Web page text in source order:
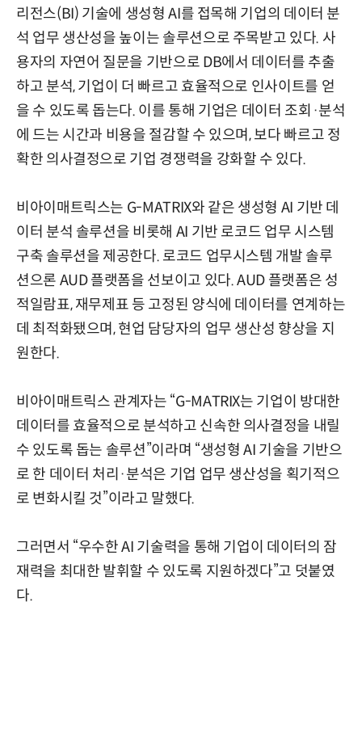
리전스(BI) 기술에 생성형 AI를 접목해 기업의 데이터 분
석 업무 생산성을 높이는 솔루션으로 주목받고 있다. 사
용자의 자연어 질문을 기반으로 DB에서 데이터를 추출
하고 분석, 기업이 더 빠르고 효율적으로 인사이트를 얻
을 수 있도록 돕는다. 이를 통해 기업은 데이터 조회·분석
에 드는 시간과 비용을 절감할 수 있으며, 보다 빠르고 정
확한 의사결정으로 기업 경쟁력을 강화할 수 있다.
비아이매트릭스는 G-MATRIX와 같은 생성형 AI 기반 데
이터 분석 솔루션을 비롯해 AI 기반 로코드 업무 시스템
구축 솔루션을 제공한다. 로코드 업무시스템 개발 솔루
션으론 AUD 플랫폼을 선보이고 있다. AUD 플랫폼은 성
적일람표, 재무제표 등 고정된 양식에 데이터를 연계하는
데 최적화됐으며, 현업 담당자의 업무 생산성 향상을 지
원한다.
비아이매트릭스 관계자는 “G-MATRIX는 기업이 방대한
데이터를 효율적으로 분석하고 신속한 의사결정을 내릴
수 있도록 돕는 솔루션”이라며 “생성형 AI 기술을 기반으
로 한 데이터 처리·분석은 기업 업무 생산성을 획기적으
로 변화시킬 것”이라고 말했다.
그러면서 “우수한 AI 기술력을 통해 기업이 데이터의 잠
재력을 최대한 발휘할 수 있도록 지원하겠다”고 덧붙였
다.